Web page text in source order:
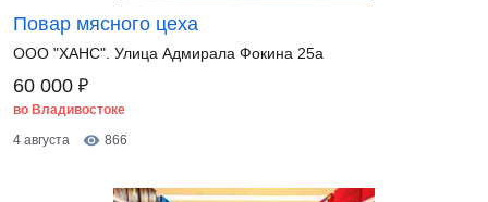
Повар мясного цеха
ООО "ХАНС". Улица Адмирала Фокина 25а
60 000 ₽
во Владивостоке
4 августа
866